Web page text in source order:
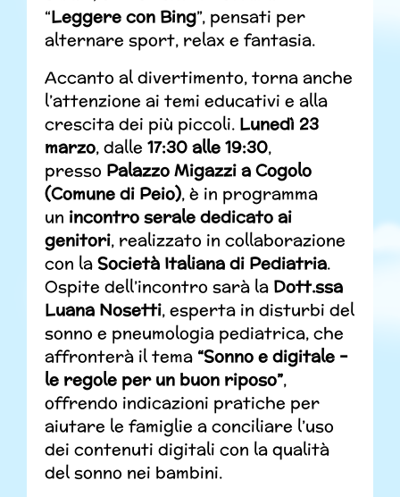
“Leggere con Bing”, pensati per
alternare sport, relax e fantasia.
Accanto al divertimento, torna anche
l’attenzione ai temi educativi e alla
crescita dei più piccoli. Lunedì 23
marzo, dalle 17:30 alle 19:30,
presso Palazzo Migazzi a Cogolo
(Comune di Peio), è in programma
un incontro serale dedicato ai
genitori, realizzato in collaborazione
con la Società Italiana di Pediatria.
Ospite dell’incontro sarà la Dott.ssa
Luana Nosetti, esperta in disturbi del
sonno e pneumologia pediatrica, che
affronterà il tema “Sonno e digitale –
le regole per un buon riposo”,
offrendo indicazioni pratiche per
aiutare le famiglie a conciliare l’uso
dei contenuti digitali con la qualità
del sonno nei bambini.